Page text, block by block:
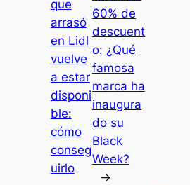
que
arrasó
en Lidl
vuelve
a estar
disponi
ble:
cómo
conseg
uirlo
60% de
descuent
o: ¿Qué
famosa
marca ha
inaugura
do su
Black
Week?
→